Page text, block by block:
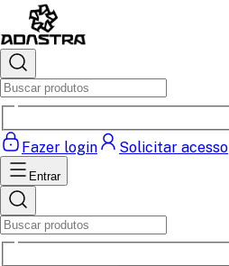
Fazer login Solicitar acesso
Entrar